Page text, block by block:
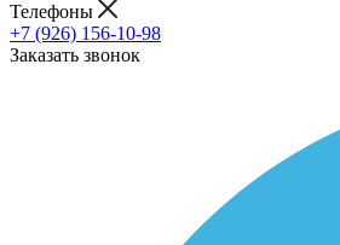
Телефоны
+7 (926) 156-10-98
Заказать звонок